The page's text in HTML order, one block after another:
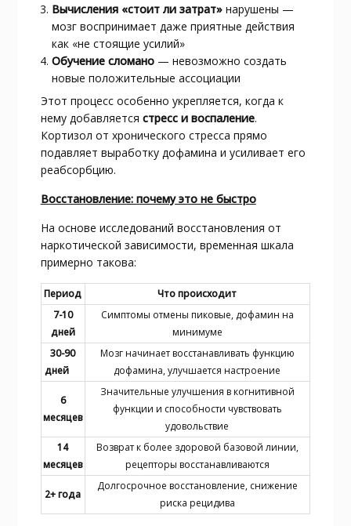
Вычисления «стоит ли затрат»нарушены —
мозг воспринимает даже приятные действия
как «не стоящие усилий»​
Обучение сломано— невозможно создать
новые положительные ассоциации
Этот процесс особенно укрепляется, когда к
нему добавляется стресс и воспаление.
Кортизол от хронического стресса прямо
подавляет выработку дофамина и усиливает его
реабсорбцию.
Восстановление: почему это не быстро
На основе исследований восстановления от
наркотической зависимости, временная шкала
примерно такова:​
Период
Что происходит
7-10
дней
Симптомы отмены пиковые, дофамин на
минимуме
30-90
дней
Мозг начинает восстанавливать функцию
дофамина, улучшается настроение
6
месяцев
Значительные улучшения в когнитивной
функции и способности чувствовать
удовольствие
14
месяцев
Возврат к более здоровой базовой линии,
рецепторы восстанавливаются
2+ года
Долгосрочное восстановление, снижение
риска рецидива